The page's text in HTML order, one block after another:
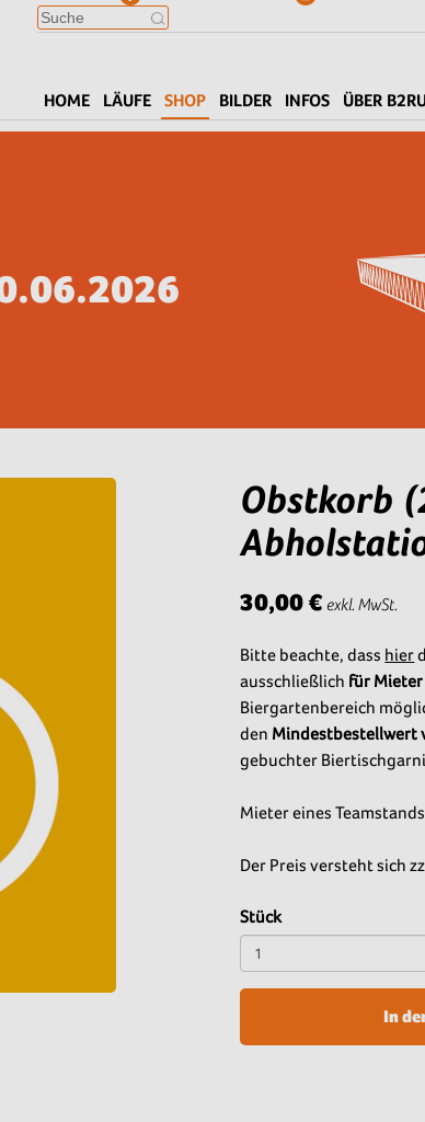
HOME LÄUFE SHOP BILDER INFOS ÜBER
Obstkorb
30,00 € exkl. MwSt.
Bitte beachte, dass hier
ausschließlich für
Biergartenbereich
den Mindestbestellwert
gebuchter
Mieter eines
Der Preis versteht sich
Stück
In